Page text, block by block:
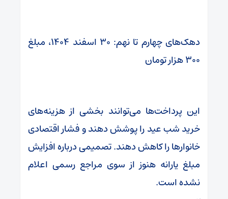
دهک‌های چهارم تا نهم: ۳۰ اسفند ۱۴۰۴، مبلغ
۳۰۰ هزار تومان
این پرداخت‌ها می‌توانند بخشی از هزینه‌های
خرید شب عید را پوشش دهند و فشار اقتصادی
خانوارها را کاهش دهند. تصمیمی درباره افزایش
مبلغ یارانه هنوز از سوی مراجع رسمی اعلام
نشده است.